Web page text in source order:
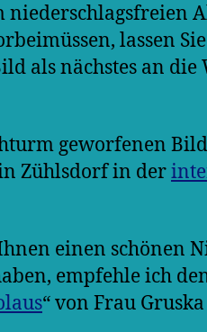
niederschlagsfreien
lassen
als nächstes an die
geworfenen
Zühlsdorf in der
einen schönen
empfehle ich
“ von Frau